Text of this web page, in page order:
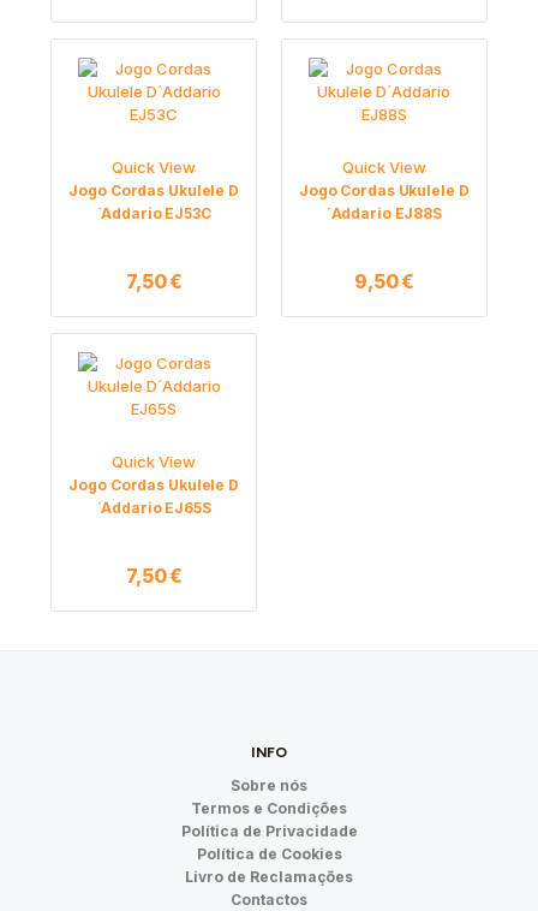
Quick View
Jogo Cordas Ukulele D
´Addario EJ53C
7,50€
Quick View
Jogo Cordas Ukulele D
´Addario EJ88S
9,50€
Quick View
Jogo Cordas Ukulele D
´Addario EJ65S
7,50€
INFO
Sobre nós
Termos e Condições
Política de Privacidade
Política de Cookies
Livro de Reclamações
Contactos